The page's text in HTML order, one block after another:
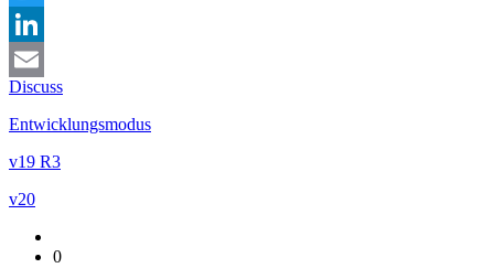
Twitter
LinkedIn
Email
Discuss
Entwicklungsmodus
v19 R3
v20
0